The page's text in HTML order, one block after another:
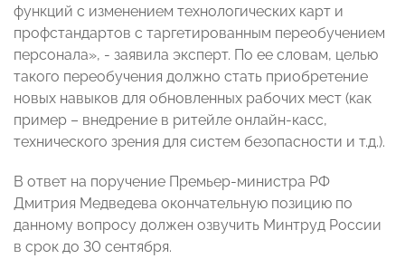
функций с изменением технологических карт и
профстандартов с таргетированным переобучением
персонала», - заявила эксперт. По ее словам, целью
такого переобучения должно стать приобретение
новых навыков для обновленных рабочих мест (как
пример – внедрение в ритейле онлайн-касс,
технического зрения для систем безопасности и т.д.).
В ответ на поручение Премьер-министра РФ
Дмитрия Медведева окончательную позицию по
данному вопросу должен озвучить Минтруд России
в срок до 30 сентября.